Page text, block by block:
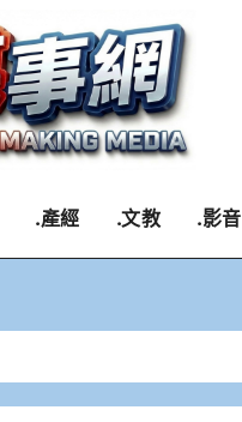
.產經 .文教 .影音